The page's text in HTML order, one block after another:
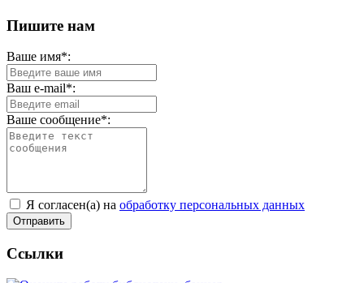
Пишите нам
Ваше имя*:
Ваш e-mail*:
Ваше сообщение*:
Я согласен(а) на обработку персональных данных
Ссылки